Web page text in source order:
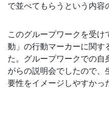
で並べてもらうという内容
このグループワークを受
動」の行動マーカーに関す
た。グループワークでの自
がらの説明会でしたので
要性をイメージしやすかっ